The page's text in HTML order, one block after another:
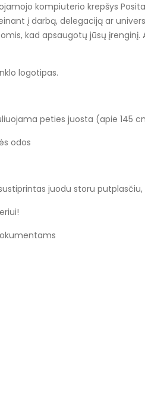
kompiuterio krepšys
į darbą, delegaciją ar
kad apsaugotų jūsų
logotipas.
peties juosta (apie 145
odos
juodu storu